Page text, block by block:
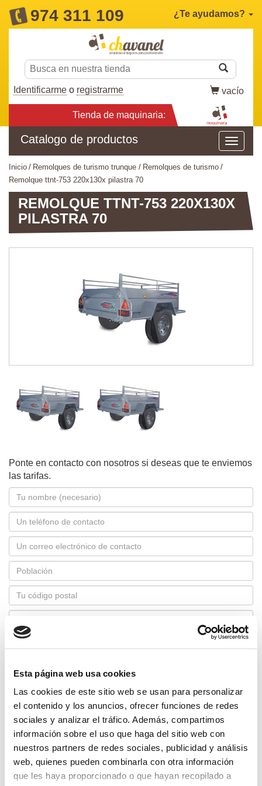
Esta página web usa cookies
Las cookies de este sitio web se usan para personalizar
el contenido y los anuncios, ofrecer funciones de redes
sociales y analizar el tráfico. Además, compartimos
información sobre el uso que haga del sitio web con
nuestros partners de redes sociales, publicidad y análisis
web, quienes pueden combinarla con otra información
que les haya proporcionado o que hayan recopilado a
974 311 109 ¿Te ayudamos?
Identificarme o registrarme vacío
Tienda de maquinaria:
Catalogo de productos
inicio remolques de turismo trunque
remolques de turismo
remolque ttnt-753 220x130x pilastra 70
REMOLQUE TTNT-753 220X130X
PILASTRA 70
Ponte en contacto con nosotros si deseas que te enviemos
las tarifas.
Nombre
*
Teléfono
Correo
electrónico
Población
Código
postal
Mensaje
Responsable del tratamiento: Conrado Chavanel, S.L.; Finalidad:
Asistir al usuario en caso de que el articulo no se encuentre en
stock; Legitimación: Consentimiento, No se cederán los datos;
Tiene derecho a ejercer el acceso, rectificación, supresión,
portabilidad, limitación, oposición o retirada del consentimiento;
para más información diríjase a nuestra política de privacidad.
Enviar
Disponemos de stock, envío 24-48 horas.